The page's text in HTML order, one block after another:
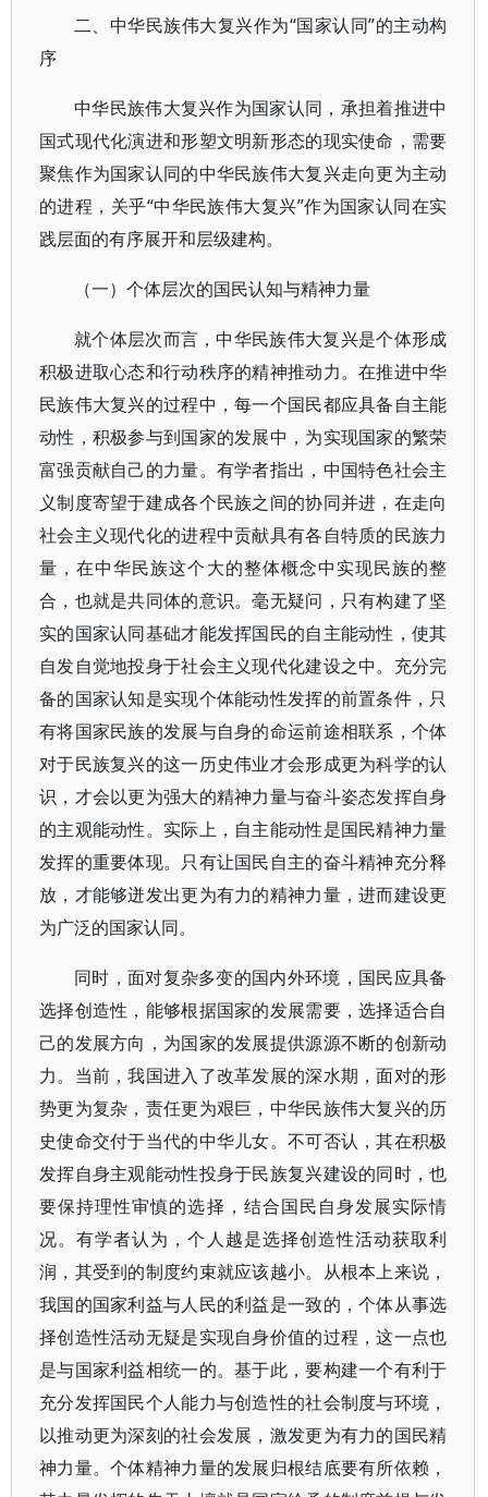
二、中华民族伟大复兴作为“国家认同”的主动构
序
中华民族伟大复兴作为国家认同，承担着推进中
国式现代化演进和形塑文明新形态的现实使命，需要
聚焦作为国家认同的中华民族伟大复兴走向更为主动
的进程，关乎“中华民族伟大复兴”作为国家认同在实
践层面的有序展开和层级建构。
（一）个体层次的国民认知与精神力量
就个体层次而言，中华民族伟大复兴是个体形成
积极进取心态和行动秩序的精神推动力。在推进中华
民族伟大复兴的过程中，每一个国民都应具备自主能
动性，积极参与到国家的发展中，为实现国家的繁荣
富强贡献自己的力量。有学者指出，中国特色社会主
义制度寄望于建成各个民族之间的协同并进，在走向
社会主义现代化的进程中贡献具有各自特质的民族力
量，在中华民族这个大的整体概念中实现民族的整
合，也就是共同体的意识。毫无疑问，只有构建了坚
实的国家认同基础才能发挥国民的自主能动性，使其
自发自觉地投身于社会主义现代化建设之中。充分完
备的国家认知是实现个体能动性发挥的前置条件，只
有将国家民族的发展与自身的命运前途相联系，个体
对于民族复兴的这一历史伟业才会形成更为科学的认
识，才会以更为强大的精神力量与奋斗姿态发挥自身
的主观能动性。实际上，自主能动性是国民精神力量
发挥的重要体现。只有让国民自主的奋斗精神充分释
放，才能够迸发出更为有力的精神力量，进而建设更
为广泛的国家认同。
同时，面对复杂多变的国内外环境，国民应具备
选择创造性，能够根据国家的发展需要，选择适合自
己的发展方向，为国家的发展提供源源不断的创新动
力。当前，我国进入了改革发展的深水期，面对的形
势更为复杂，责任更为艰巨，中华民族伟大复兴的历
史使命交付于当代的中华儿女。不可否认，其在积极
发挥自身主观能动性投身于民族复兴建设的同时，也
要保持理性审慎的选择，结合国民自身发展实际情
况。有学者认为，个人越是选择创造性活动获取利
润，其受到的制度约束就应该越小。从根本上来说，
我国的国家利益与人民的利益是一致的，个体从事选
择创造性活动无疑是实现自身价值的过程，这一点也
是与国家利益相统一的。基于此，要构建一个有利于
充分发挥国民个人能力与创造性的社会制度与环境，
以推动更为深刻的社会发展，激发更为有力的国民精
神力量。个体精神力量的发展归根结底要有所依赖，